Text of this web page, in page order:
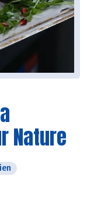
Nature